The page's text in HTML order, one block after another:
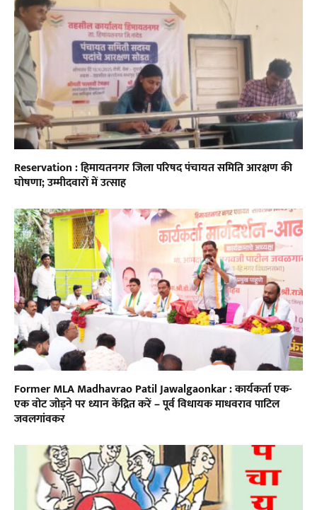
Reservation : हिमायतनगर जिला परिषद पंचायत समिति आरक्षण की
घोषणा; उम्मीदवारों में उत्साह
Former MLA Madhavrao Patil Jawalgaonkar : कार्यकर्ता एक-
एक वोट जोड़ने पर ध्यान केंद्रित करें – पूर्व विधायक माधवराव पाटिल
जवलगांवकर